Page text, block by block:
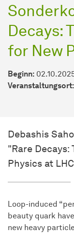
Decays:
for New
Beginn:
Veranstaltungsort:
Debashis
"Rare
Physics at
Loop-induced
beauty quark
new heavy